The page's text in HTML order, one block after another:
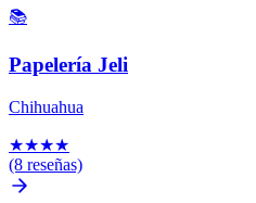
📚
Papelería Jeli
Chihuahua
★★★★
(8 reseñas)